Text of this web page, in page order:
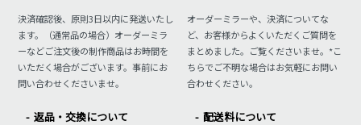
決済確認後、原則3日以内に発送いたし
ます。（通常品の場合）オーダーミラ
ーなどご注文後の制作商品はお時間を
いただく場合がございます。事前にお
問い合わせくださいませ。
オーダーミラーや、決済についてな
ど、お客様からよくいただくご質問を
まとめました。ご覧くださいませ。*こ
ちらでご不明な場合はお気軽にお問い
合わせください。
返品・交換について 配送料について